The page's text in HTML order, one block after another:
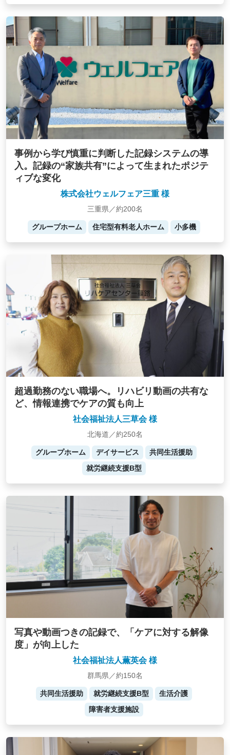
事例から学び慎重に判断した記録システムの導
入。記録の“家族共有”によって生まれたポジテ
ィブな変化
株式会社ウェルフェア三重 様
三重県／約200名
グループホーム 住宅型有料老人ホーム 小多機
超過勤務のない職場へ。リハビリ動画の共有な
ど、情報連携でケアの質も向上
社会福祉法人三草会 様
北海道／約250名
グループホーム デイサービス
共同生活援助
就労継続支援B型
写真や動画つきの記録で、「ケアに対する解像
度」が向上した
社会福祉法人薫英会 様
群馬県／約150名
共同生活援助 就労継続支援B型
生活介護
障害者支援施設